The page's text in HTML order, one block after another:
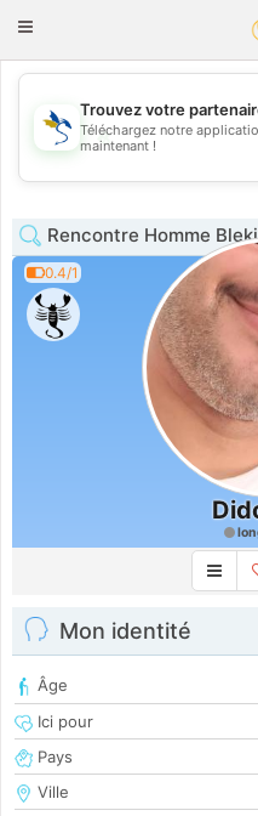
Toggle
💖
💕
Trouvez votre
Téléchargez notre
maintenant !
Rencontre Homme
0.4/1
Mon identité
Âge
Ici pour
Pays
Ville